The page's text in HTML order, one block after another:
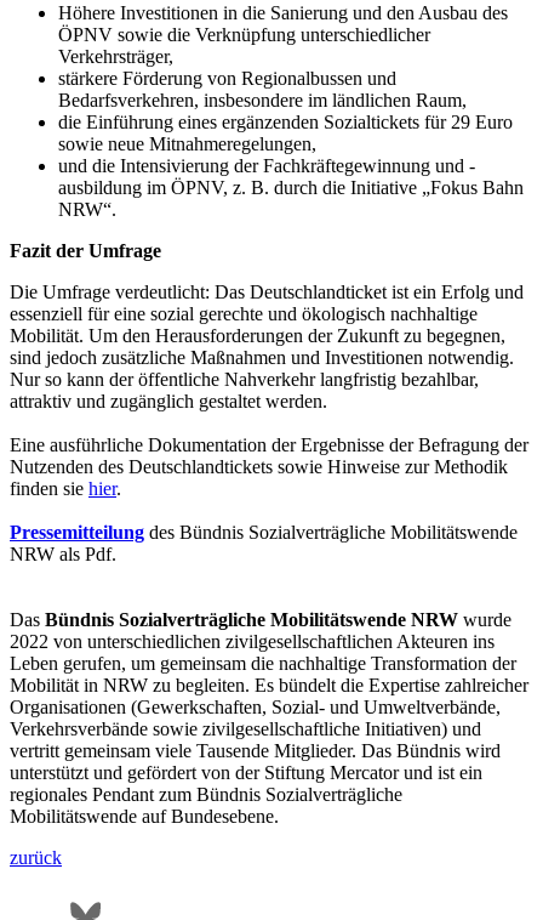
Höhere Investitionen in die Sanierung und den Ausbau des
ÖPNV sowie die Verknüpfung unterschiedlicher
Verkehrsträger,
stärkere Förderung von Regionalbussen und
Bedarfsverkehren, insbesondere im ländlichen Raum,
die Einführung eines ergänzenden Sozialtickets für 29 Euro
sowie neue Mitnahmeregelungen,
und die Intensivierung der Fachkräftegewinnung und -
ausbildung im ÖPNV, z. B. durch die Initiative „Fokus Bahn
NRW“.
Fazit der Umfrage
Die Umfrage verdeutlicht: Das Deutschlandticket ist ein Erfolg und
essenziell für eine sozial gerechte und ökologisch nachhaltige
Mobilität. Um den Herausforderungen der Zukunft zu begegnen,
sind jedoch zusätzliche Maßnahmen und Investitionen notwendig.
Nur so kann der öffentliche Nahverkehr langfristig bezahlbar,
attraktiv und zugänglich gestaltet werden.
Eine ausführliche Dokumentation der Ergebnisse der Befragung der
Nutzenden des Deutschlandtickets sowie Hinweise zur Methodik
finden sie hier.
Pressemitteilung des Bündnis Sozialverträgliche Mobilitätswende
NRW als Pdf.
Das Bündnis Sozialverträgliche Mobilitätswende NRW wurde
2022 von unterschiedlichen zivilgesellschaftlichen Akteuren ins
Leben gerufen, um gemeinsam die nachhaltige Transformation der
Mobilität in NRW zu begleiten. Es bündelt die Expertise zahlreicher
Organisationen (Gewerkschaften, Sozial- und Umweltverbände,
Verkehrsverbände sowie zivilgesellschaftliche Initiativen) und
vertritt gemeinsam viele Tausende Mitglieder. Das Bündnis wird
unterstützt und gefördert von der Stiftung Mercator und ist ein
regionales Pendant zum Bündnis Sozialverträgliche
Mobilitätswende auf Bundesebene.
zurück